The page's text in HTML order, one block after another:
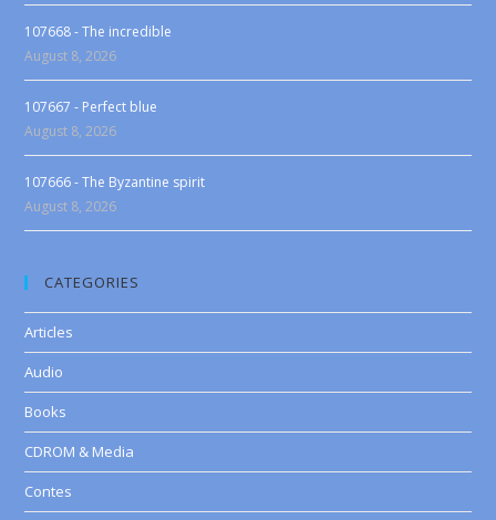
107668 - The incredible
August 8, 2026
107667 - Perfect blue
August 8, 2026
107666 - The Byzantine spirit
August 8, 2026
CATEGORIES
Articles
Audio
Books
CDROM & Media
Contes